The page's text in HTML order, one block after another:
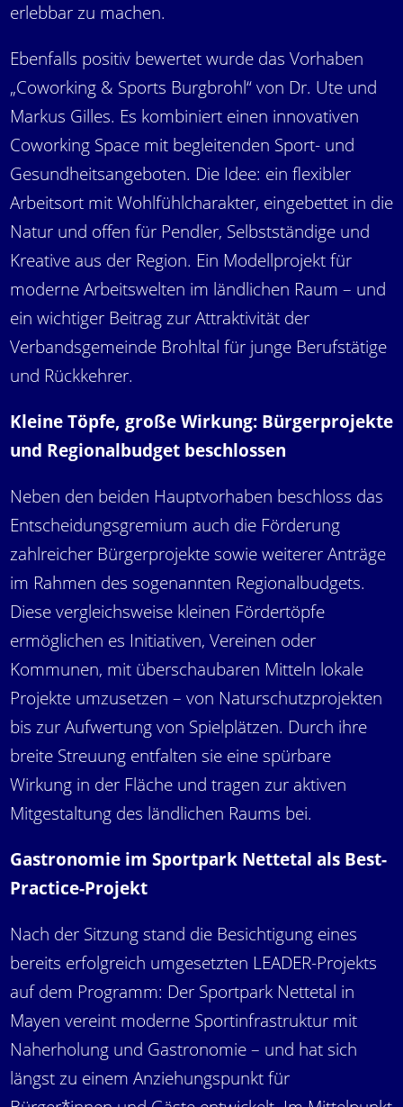
erlebbar zu machen.
Ebenfalls positiv bewertet wurde das Vorhaben
„Coworking & Sports Burgbrohl“ von Dr. Ute und
Markus Gilles. Es kombiniert einen innovativen
Coworking Space mit begleitenden Sport- und
Gesundheitsangeboten. Die Idee: ein flexibler
Arbeitsort mit Wohlfühlcharakter, eingebettet in die
Natur und offen für Pendler, Selbstständige und
Kreative aus der Region. Ein Modellprojekt für
moderne Arbeitswelten im ländlichen Raum – und
ein wichtiger Beitrag zur Attraktivität der
Verbandsgemeinde Brohltal für junge Berufstätige
und Rückkehrer.
Kleine Töpfe, große Wirkung: Bürgerprojekte
und Regionalbudget beschlossen
Neben den beiden Hauptvorhaben beschloss das
Entscheidungsgremium auch die Förderung
zahlreicher Bürgerprojekte sowie weiterer Anträge
im Rahmen des sogenannten Regionalbudgets.
Diese vergleichsweise kleinen Fördertöpfe
ermöglichen es Initiativen, Vereinen oder
Kommunen, mit überschaubaren Mitteln lokale
Projekte umzusetzen – von Naturschutzprojekten
bis zur Aufwertung von Spielplätzen. Durch ihre
breite Streuung entfalten sie eine spürbare
Wirkung in der Fläche und tragen zur aktiven
Mitgestaltung des ländlichen Raums bei.
Gastronomie im Sportpark Nettetal als Best-
Practice-Projekt
Nach der Sitzung stand die Besichtigung eines
bereits erfolgreich umgesetzten LEADER-Projekts
auf dem Programm: Der Sportpark Nettetal in
Mayen vereint moderne Sportinfrastruktur mit
Naherholung und Gastronomie – und hat sich
längst zu einem Anziehungspunkt für